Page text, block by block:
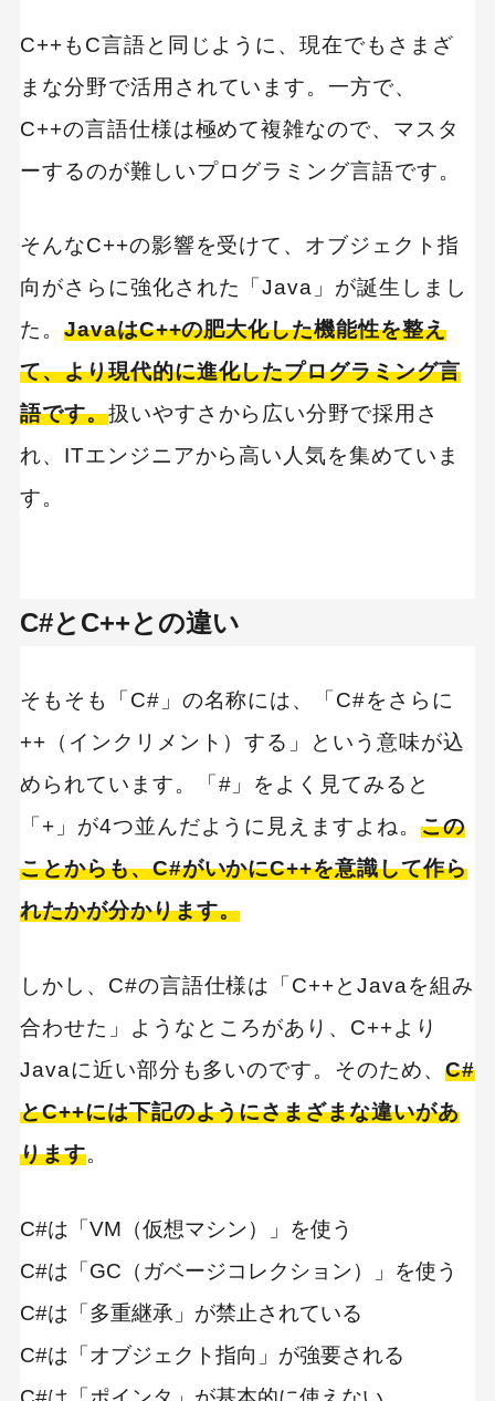
C++もC言語と同じように、現在でもさまざ
まな分野で活用されています。一方で、
C++の言語仕様は極めて複雑なので、マスタ
ーするのが難しいプログラミング言語です。
そんなC++の影響を受けて、オブジェクト指
向がさらに強化された「Java」が誕生しまし
た。 JavaはC++の肥大化した機能性を整え
て、より現代的に進化したプログラミング言
語です。扱いやすさから広い分野で採用さ
れ、ITエンジニアから高い人気を集めていま
す。
C#とC++との違い
そもそも「C#」の名称には、「C#をさらに
++（インクリメント）する」という意味が込
められています。「#」をよく見てみると
「+」が4つ並んだように見えますよね。この
ことからも、C#がいかにC++を意識して作ら
れたかが分かります。
しかし、C#の言語仕様は「C++とJavaを組み
合わせた」ようなところがあり、C++より
Javaに近い部分も多いのです。そのため、 C#
とC++には下記のようにさまざまな違いがあ
ります。
C#は「VM（仮想マシン）」を使う
C#は「GC（ガベージコレクション）」を使う
C#は「多重継承」が禁止されている
C#は「オブジェクト指向」が強要される